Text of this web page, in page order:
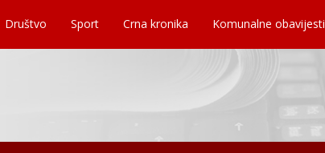
Društvo Sport Crna kronika Komunalne obavijesti